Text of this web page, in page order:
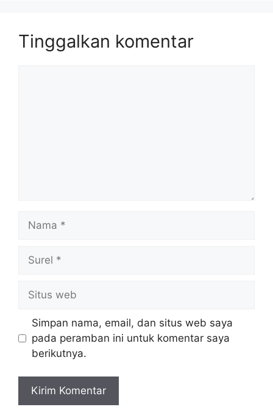
Tinggalkan komentar
web
Simpan nama, email, dan situs web saya
pada peramban ini untuk komentar saya
berikutnya.